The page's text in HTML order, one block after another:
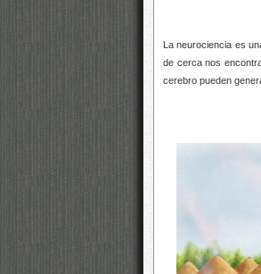
La neurociencia es
de cerca nos
cerebro pueden